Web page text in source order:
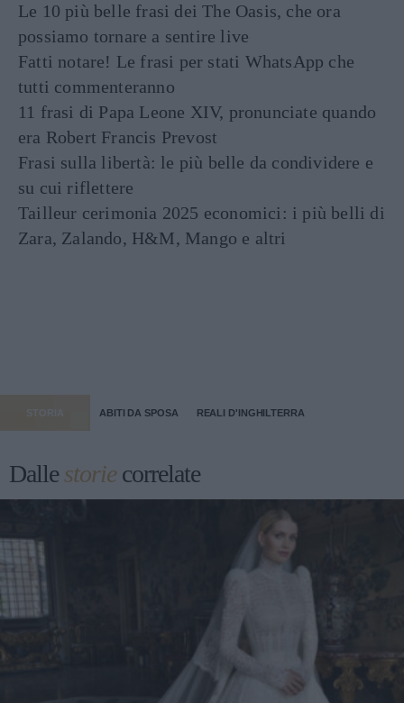
Le 10 più belle frasi dei The Oasis, che ora
possiamo tornare a sentire live
Fatti notare! Le frasi per stati WhatsApp che
tutti commenteranno
11 frasi di Papa Leone XIV, pronunciate quando
era Robert Francis Prevost
Frasi sulla libertà: le più belle da condividere e
su cui riflettere
Tailleur cerimonia 2025 economici: i più belli di
Zara, Zalando, H&M, Mango e altri
STORIA ABITI DA SPOSA REALI D'INGHILTERRA
Dallestoriecorrelate